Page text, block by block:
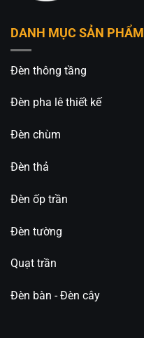
DANH MỤC SẢN PHẨM
Đèn thông tầng
Đèn pha lê thiết kế
Đèn chùm
Đèn thả
Đèn ốp trần
Đèn tường
Quạt trần
Đèn bàn - Đèn cây